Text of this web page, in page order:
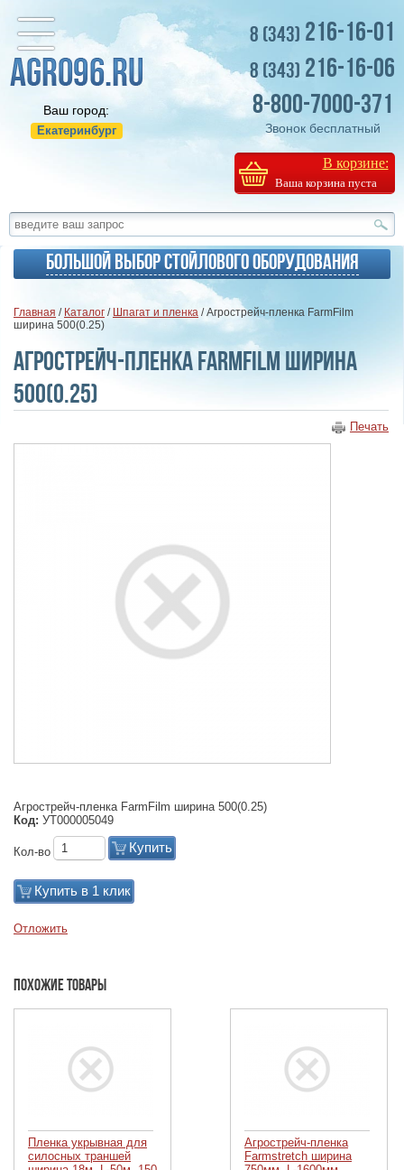
Ваш город:
Екатеринбург
8 (343) 216-16-01
8 (343) 216-16-06
8-800-7000-371
Звонок бесплатный
В корзине:
Ваша корзина пуста
Большой выбор стойлового оборудования
Главная / Каталог / Шпагат и пленка / Агрострейч-пленка FarmFilm
ширина 500(0.25)
Агрострейч-пленка FarmFilm ширина
500(0.25)
Печать
Агрострейч-пленка FarmFilm ширина 500(0.25)
Код: УТ000005049
Кол-во Купить
Купить в 1 клик
Отложить
Похожие товары
Пленка укрывная для
силосных траншей
Агрострейч-пленка
Farmstretch ширина